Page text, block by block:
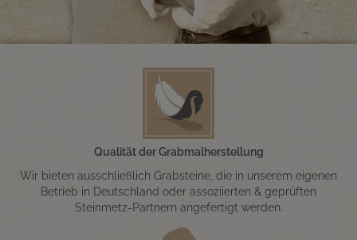
Qualität der Grabmalherstellung
Wir bieten ausschließlich Grabsteine, die in unserem eigenen
Betrieb in Deutschland oder assoziierten & geprüften
Steinmetz-Partnern angefertigt werden.